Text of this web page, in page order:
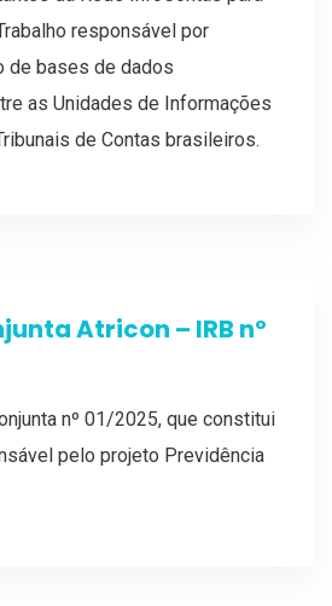
responsável por
de bases de dados
as Unidades de Informações
de Contas brasileiros.
Atricon – IRB nº
nº 01/2025, que constitui
pelo projeto Previdência